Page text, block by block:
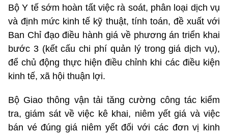
Bộ Y tế sớm hoàn tất việc rà soát, phân loại dịch vụ
và định mức kinh tế kỹ thuật, tính toán, đề xuất với
Ban Chỉ đạo điều hành giá về phương án triển khai
bước 3 (kết cấu chi phí quản lý trong giá dịch vụ),
để chủ động thực hiện điều chỉnh khi các điều kiện
kinh tế, xã hội thuận lợi.
Bộ Giao thông vận tải tăng cường công tác kiểm
tra, giám sát về việc kê khai, niêm yết giá và việc
bán vé đúng giá niêm yết đối với các đơn vị kinh